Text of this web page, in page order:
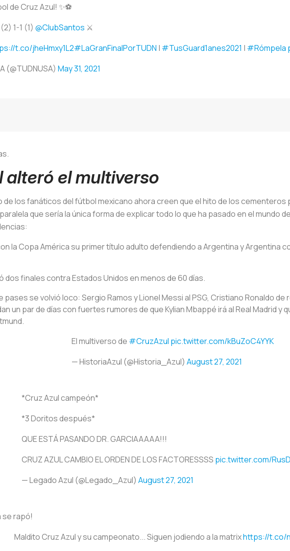
de Cruz Azul! ✨⚽️
(2) 1-1 (1) @ClubSantos ⚔️
t.co/jheHmxy1L2#LaGranFinalPorTUDN | #TusGuard1anes2021 | #Rómpela
(@TUDNUSA) May 31, 2021
alteró el multiverso
de los fanáticos del fútbol mexicano ahora creen que el hito de los cementeros
que sería la única forma de explicar todo lo que ha pasado en el mundo
la Copa América su primer título adulto defendiendo a Argentina y Argentina
dos finales contra Estados Unidos en menos de 60 días.
pases se volvió loco: Sergio Ramos y Lionel Messi al PSG, Cristiano Ronaldo
un par de días con fuertes rumores de que Kylian Mbappé irá al Real Madrid y
El multiverso de #CruzAzul pic.twitter.com/kBuZoC4YYK
— HistoriaAzul (@Historia_Azul) August 27, 2021
*Cruz Azul campeón*
*3 Doritos después*
QUE ESTÁ PASANDO DR. GARCIAAAAA!!!
CRUZ AZUL CAMBIO EL ORDEN DE LOS FACTORESSSS pic.twitter.com/
— Legado Azul (@Legado_Azul) August 27, 2021
se rapó!
Maldito Cruz Azul y su campeonato... Siguen jodiendo a la matrixhttps://t.co/